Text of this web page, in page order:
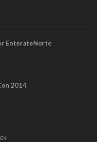
EnterateNorte
2014